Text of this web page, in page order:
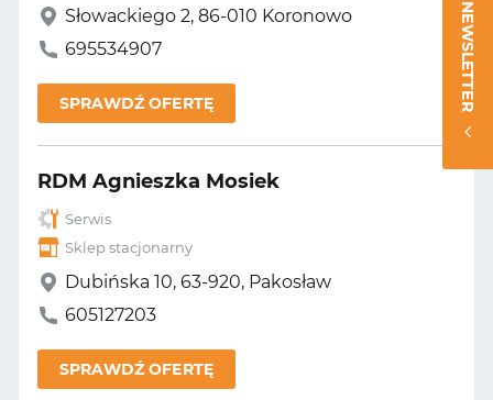
Słowackiego 2, 86-010 Koronowo
695534907
SPRAWDŹ OFERTĘ
RDM Agnieszka Mosiek
Serwis
Sklep stacjonarny
Dubińska 10, 63-920, Pakosław
605127203
SPRAWDŹ OFERTĘ
NEWSLETTER